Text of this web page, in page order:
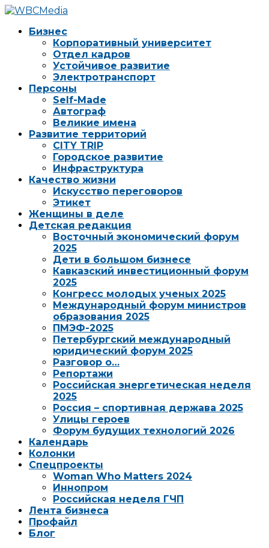
Бизнес
Корпоративный университет
Отдел кадров
Устойчивое развитие
Электротранспорт
Персоны
Self-Made
Автограф
Великие имена
Развитие территорий
CITY TRIP
Городское развитие
Инфраструктура
Качество жизни
Искусство переговоров
Этикет
Женщины в деле
Детская редакция
Восточный экономический форум
2025
Дети в большом бизнесе
Кавказский инвестиционный форум
2025
Конгресс молодых ученых 2025
Международный форум министров
образования 2025
ПМЭФ-2025
Петербургский международный
юридический форум 2025
Разговор о…
Репортажи
Российская энергетическая неделя
2025
Россия – спортивная держава 2025
Улицы героев
Форум будущих технологий 2026
Календарь
Колонки
Спецпроекты
Woman Who Matters 2024
Иннопром
Российская неделя ГЧП
Лента бизнеса
Профайл
Блог